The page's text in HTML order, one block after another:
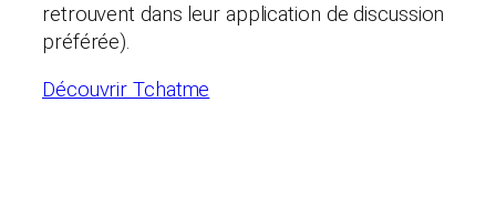
retrouvent dans leur application de discussion
préférée).
Découvrir Tchatme